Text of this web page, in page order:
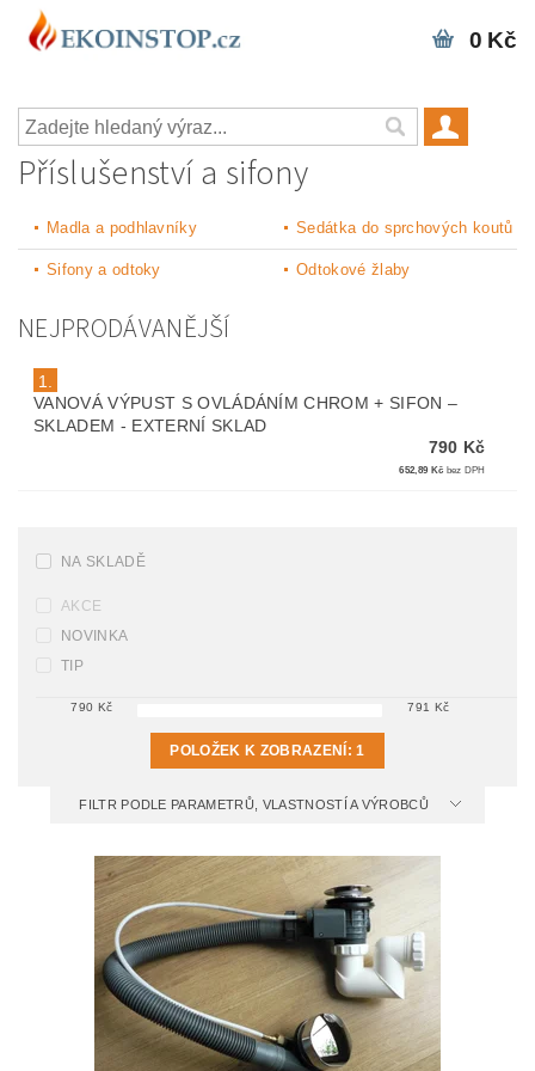
0 Kč
Příslušenství a sifony
Madla a podhlavníky Sedátka do sprchových koutů
Sifony a odtoky Odtokové žlaby
NEJPRODÁVANĚJŠÍ
1.
VANOVÁ VÝPUST S OVLÁDÁNÍM CHROM + SIFON –
SKLADEM - EXTERNÍ SKLAD
790 Kč
652,89 Kč bez DPH
NA SKLADĚ
AKCE
NOVINKA
TIP
790 Kč 791 Kč
POLOŽEK K ZOBRAZENÍ:1
FILTR PODLE PARAMETRŮ, VLASTNOSTÍ A VÝROBCŮ